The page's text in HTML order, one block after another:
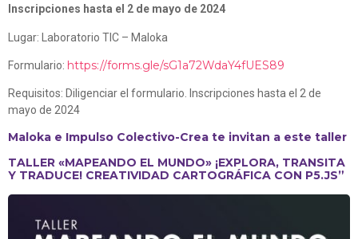
Inscripciones hasta el 2 de mayo de 2024
Lugar: Laboratorio TIC – Maloka
Formulario: https://forms.gle/sG1a72WdaY4fUES89
Requisitos: Diligenciar el formulario. Inscripciones hasta el 2 de
mayo de 2024
Maloka e Impulso Colectivo-Crea te invitan a este taller
TALLER «MAPEANDO EL MUNDO» ¡EXPLORA, TRANSITA
Y TRADUCE! CREATIVIDAD CARTOGRÁFICA CON P5.JS”